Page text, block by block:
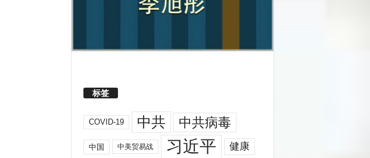
标签
COVID-19 中共 中共病毒
中国 中美贸易战 习近平 健康